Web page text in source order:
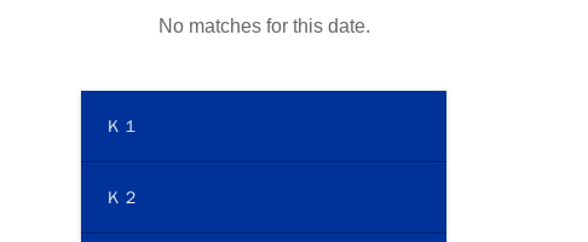
No matches for this date.
Ｋ１
Ｋ２